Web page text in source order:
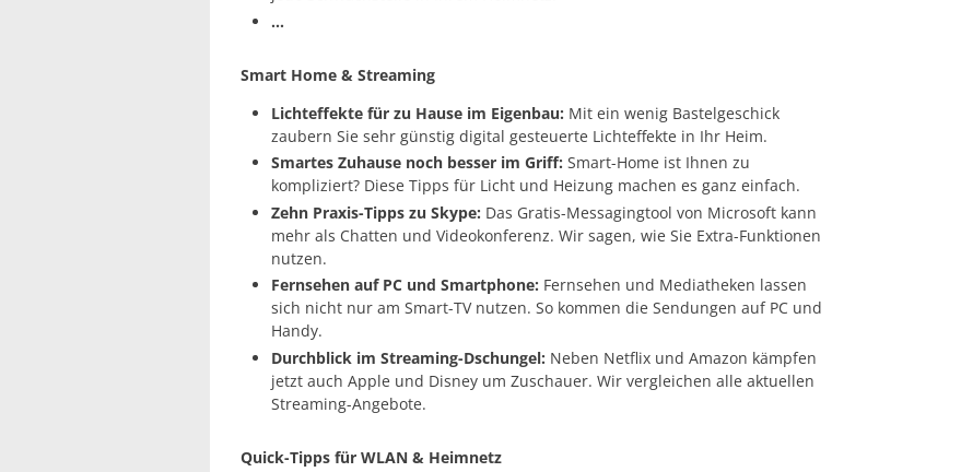
...
Smart Home & Streaming
Lichteffekte für zu Hause im Eigenbau: Mit ein wenig Bastelgeschick
zaubern Sie sehr günstig digital gesteuerte Lichteffekte in Ihr Heim.
Smartes Zuhause noch besser im Griff: Smart-Home ist Ihnen zu
kompliziert? Diese Tipps für Licht und Heizung machen es ganz einfach.
Zehn Praxis-Tipps zu Skype: Das Gratis-Messagingtool von Microsoft kann
mehr als Chatten und Videokonferenz. Wir sagen, wie Sie Extra-Funktionen
nutzen.
Fernsehen auf PC und Smartphone: Fernsehen und Mediatheken lassen
sich nicht nur am Smart-TV nutzen. So kommen die Sendungen auf PC und
Handy.
Durchblick im Streaming-Dschungel: Neben Netflix und Amazon kämpfen
jetzt auch Apple und Disney um Zuschauer. Wir vergleichen alle aktuellen
Streaming-Angebote.
Quick-Tipps für WLAN & Heimnetz